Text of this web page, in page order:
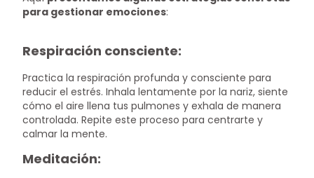
para gestionar emociones:
Respiración consciente:
Practica la respiración profunda y consciente para
reducir el estrés. Inhala lentamente por la nariz, siente
cómo el aire llena tus pulmones y exhala de manera
controlada. Repite este proceso para centrarte y
calmar la mente.
Meditación: